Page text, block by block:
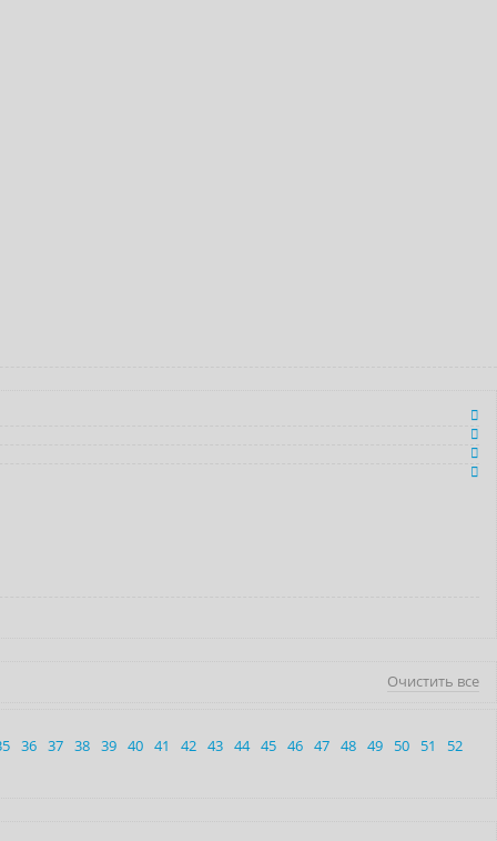
Очистить все
36 37 38 39 40 41 42 43 44 45 46 47 48 49 50 51
52